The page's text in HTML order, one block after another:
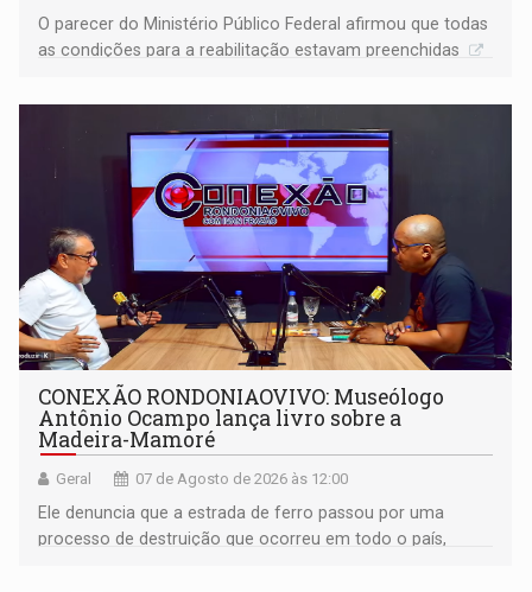
O parecer do Ministério Público Federal afirmou que todas
as condições para a reabilitação estavam preenchidas
CONEXÃO RONDONIAOVIVO: Museólogo
Antônio Ocampo lança livro sobre a
Madeira-Mamoré
Geral 07 de Agosto de 2026 às 12:00
Ele denuncia que a estrada de ferro passou por uma
processo de destruição que ocorreu em todo o país,